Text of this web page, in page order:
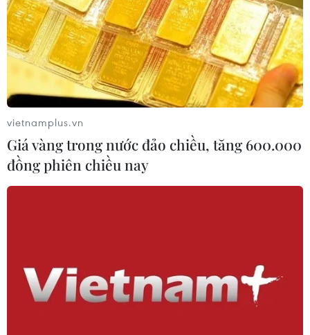
vietnamplus.vn
Giá vàng trong nước đảo chiều, tăng 600.000
đồng phiên chiều nay